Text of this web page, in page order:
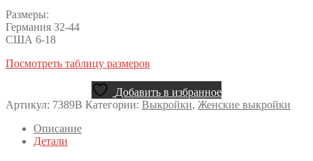
Размеры:
Германия 32-44
США 6-18
Посмотреть таблицу размеров
Добавить в избранное
Артикул: 7389B Категории: Выкройки, Женские выкройки
Описание
Детали